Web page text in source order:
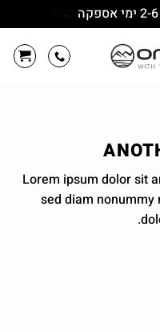
Lorem ipsum dolor sit
sed diam